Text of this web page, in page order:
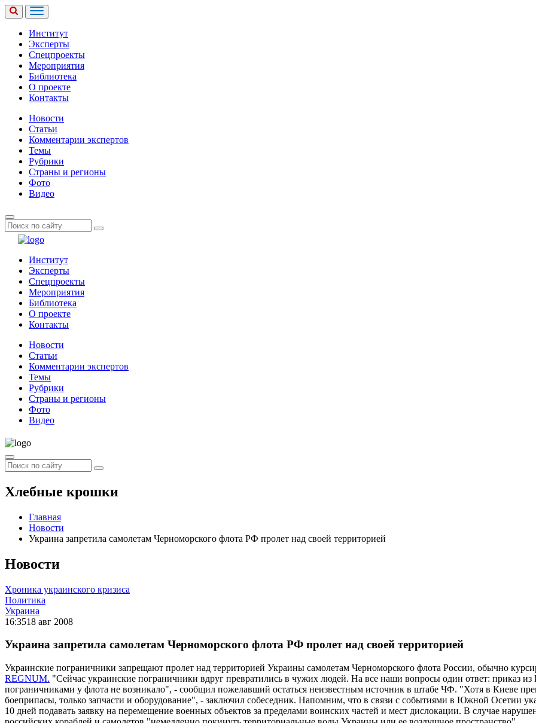
Институт
Эксперты
Спецпроекты
Мероприятия
Библиотека
О проекте
Контакты
Новости
Статьи
Комментарии экспертов
Темы
Рубрики
Страны и регионы
Фото
Видео
Институт
Эксперты
Спецпроекты
Мероприятия
Библиотека
О проекте
Контакты
Новости
Статьи
Комментарии экспертов
Темы
Рубрики
Страны и регионы
Фото
Видео
Хлебные крошки
Главная
Новости
Украина запретила самолетам Черноморского флота РФ пролет над своей территорией
Новости
Хроника украинского кризиса
Политика
Украина
16:3518 авг 2008
Украина запретила самолетам Черноморского флота РФ пролет над своей территорией
Украинские пограничники запрещают пролет над территорией Украины самолетам Черноморского флота России, обычно
REGNUM. "Сейчас украинские пограничники вдруг превратились в чужих людей. На все наши вопросы один ответ: приказ из
пограничниками у флота не возникало", - сообщил пожелавший остаться неизвестным источник в штабе ЧФ. "Хотя в Киеве
боеприпасы, только запчасти и оборудование", - заключил собеседник. Напомним, что в связи с событиями в Южной Осетии
10 дней подавать заявку на перемещение военных объектов за пределами воинских частей и мест дислокации. В случае